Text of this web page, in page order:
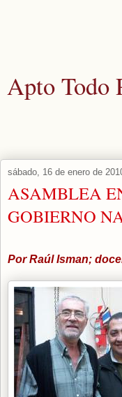
Apto Todo
sábado, 16 de enero de
ASAMBLEA
GOBIERNO
Por Raúl Isman;